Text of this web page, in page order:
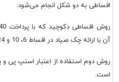
اقساطی به دو شکل انجام می‌شود:
آن با ارائه چک صیاد در اقساط 6، 10 و 24 ماهه.
است.